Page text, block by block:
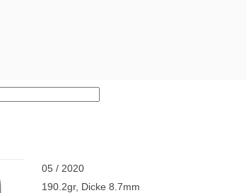
05 / 2020
190.2gr, Dicke 8.7mm